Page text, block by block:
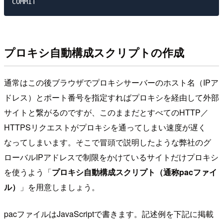
プロキシ自動構成スクリプトの作成
通常はこの後ブラウザでプロキシサーバーのホスト名（IPア
ドレス）とポート番号を指定すればプロキシを経由して外部
サイトと繋がるのですが、このままだとすべてのHTTP／
HTTPSリクエストがプロキシを通ってしまい速度が遅く
なってしまいます。そこで冒頭で説明したような弊社のグ
ローバルIPアドレスで制限をかけているサイトだけプロキシ
を使うよう「プロキシ自動構成スクリプト（通称pacファイ
ル）
」を用意しましょう。
pacファイルはJavaScriptで書きます。記述例を下記に掲載